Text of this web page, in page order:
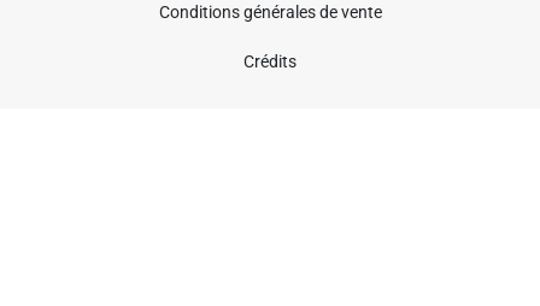
Conditions générales de vente
Crédits